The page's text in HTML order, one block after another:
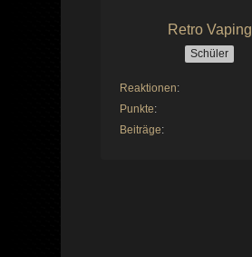
Retro Vaping
Schüler
Reaktionen
Punkte
Beiträge